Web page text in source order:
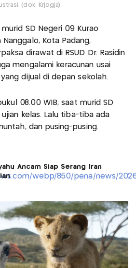
(dok: Krjogja)
murid SD Negeri 09 Kurao
Nanggalo, Kota Padang,
dirawat di RSUD Dr. Rasidin
mengalami keracunan usai
dijual di depan sekolah.
08.00 WIB, saat murid SD
kelas. Lalu tiba-tiba ada
dan pusing-pusing.
Ancam Siap Serang Iran